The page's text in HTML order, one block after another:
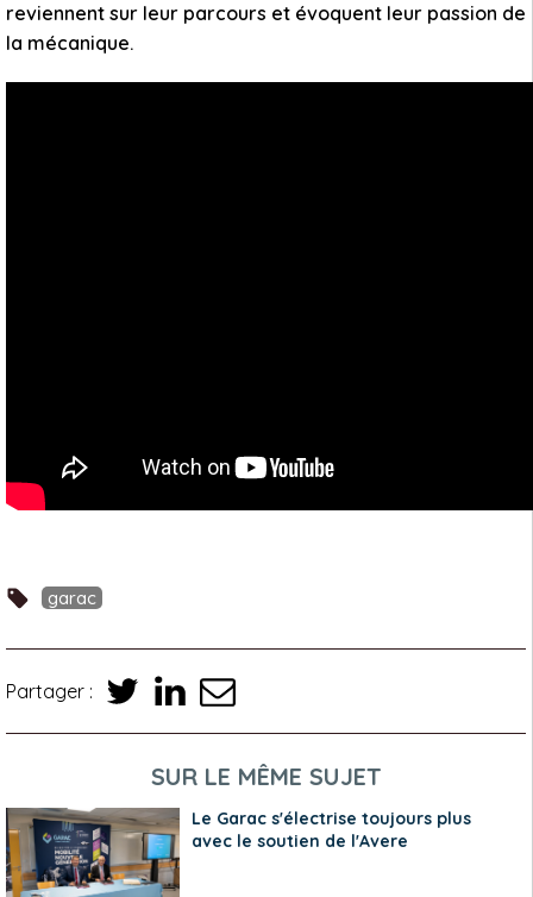
reviennent sur leur parcours et évoquent leur passion de
la mécanique.
garac
Partager :
SUR LE MÊME SUJET
Le Garac s'électrise toujours plus
avec le soutien de l'Avere